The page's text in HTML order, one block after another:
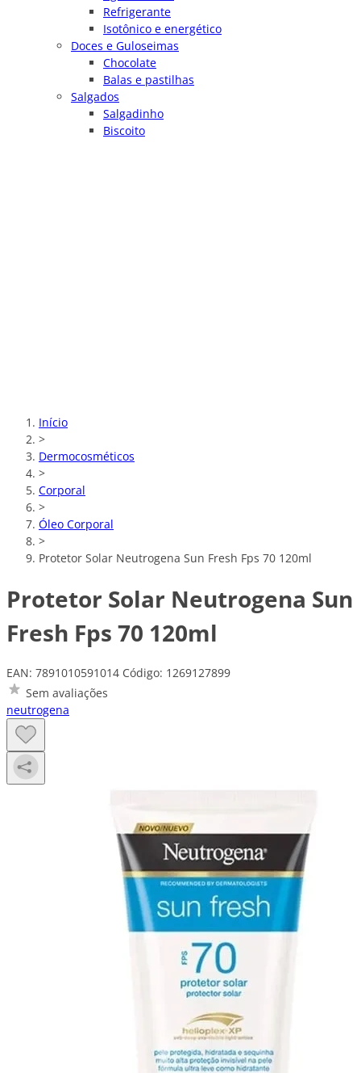
Refrigerante
Isotônico e energético
Doces e Guloseimas
Chocolate
Balas e pastilhas
Salgados
Salgadinho
Biscoito
Início
>
Dermocosméticos
>
Corporal
>
Óleo Corporal
>
Protetor Solar Neutrogena Sun Fresh Fps 70 120ml
Protetor Solar Neutrogena Sun
Fresh Fps 70 120ml
EAN: 7891010591014 Código: 1269127899
Sem avaliações
neutrogena